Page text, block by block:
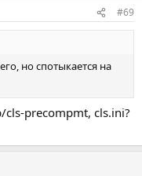
#69
но спотыкается на
precompmt, cls.ini?